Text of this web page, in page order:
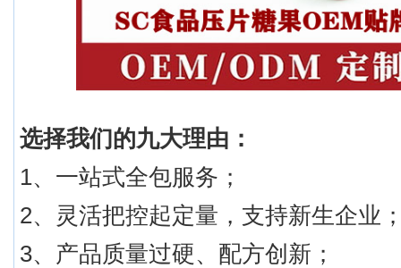
选择我们的九大理由：
1、一站式全包服务；
2、灵活把控起定量，支持新生企业
3、产品质量过硬、配方创新；